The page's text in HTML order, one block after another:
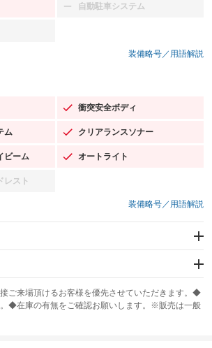
自動駐車システム
：装備なし
装備略号／用語解説
衝突安全ボディ
：装備あり
ム クリアランスソナー
：装備あり
ビーム オートライト
：装備あり
レスト
装備略号／用語解説
助手席/サイド
ABS
ナビ他
接ご来場頂けるお客様を優先させていただきます。◆
◆在庫の有無をご確認お願いします。※販売は一般